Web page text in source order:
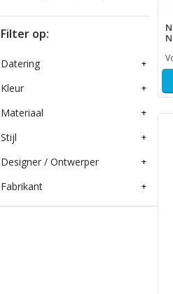
Filter op:
+
Datering
+
Kleur
+
Materiaal
+
Stijl
+
Designer / Ontwerper
+
Fabrikant